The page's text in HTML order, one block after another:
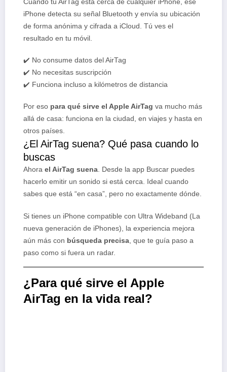
Cuando tu AirTag está cerca de cualquier iPhone, ese
iPhone detecta su señal Bluetooth y envía su ubicación
de forma anónima y cifrada a iCloud. Tú ves el
resultado en tu móvil.
✔️ No consume datos del AirTag
✔️ No necesitas suscripción
✔️ Funciona incluso a kilómetros de distancia
Por eso para qué sirve el Apple AirTag va mucho más
allá de casa: funciona en la ciudad, en viajes y hasta en
otros países.
¿El AirTag suena? Qué pasa cuando lo
buscas
Ahora el AirTag suena. Desde la app Buscar puedes
hacerlo emitir un sonido si está cerca. Ideal cuando
sabes que está “en casa”, pero no exactamente dónde.
Si tienes un iPhone compatible con Ultra Wideband (La
nueva generación de iPhones), la experiencia mejora
aún más con búsqueda precisa , que te guía paso a
paso como si fuera un radar.
¿Para qué sirve el Apple
AirTag en la vida real?